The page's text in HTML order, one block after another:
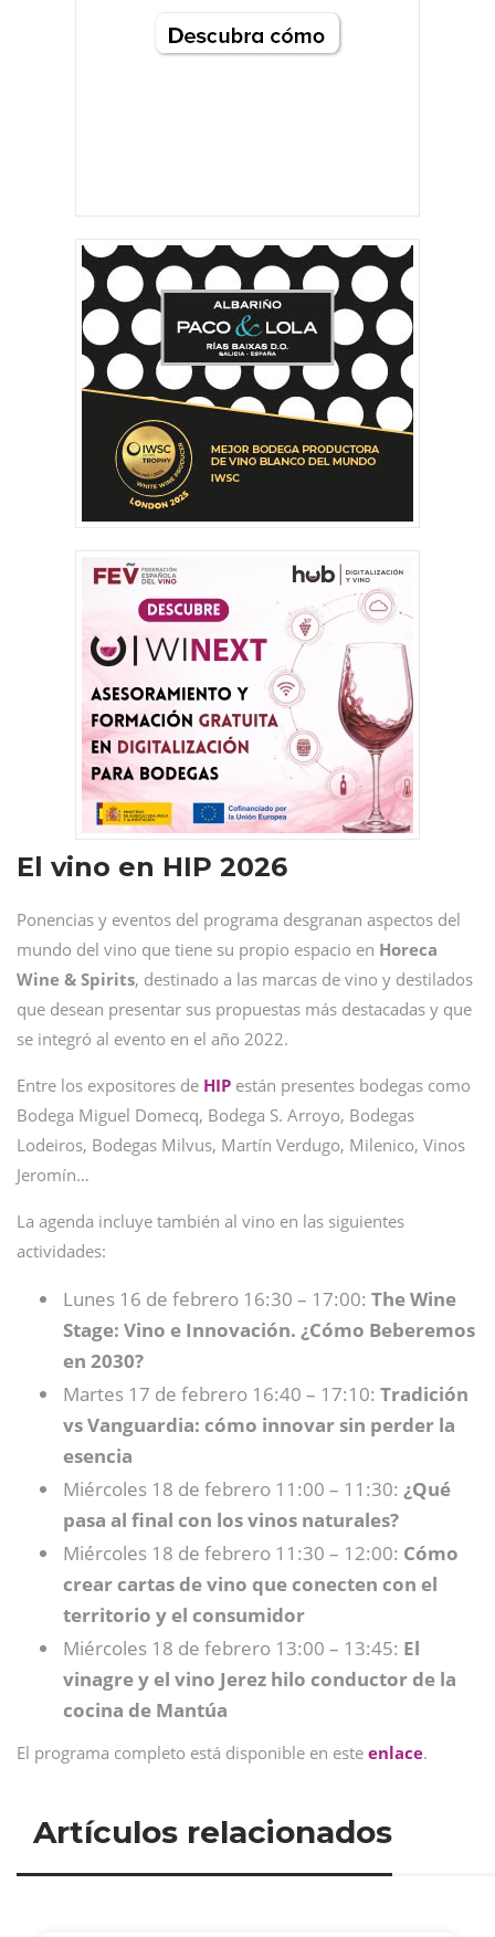
El vino en HIP 2026
Ponencias y eventos del programa desgranan aspectos del
mundo del vino que tiene su propio espacio en Horeca
Wine & Spirits, destinado a las marcas de vino y destilados
que desean presentar sus propuestas más destacadas y que
se integró al evento en el año 2022.
Entre los expositores de HIP están presentes bodegas como
Bodega Miguel Domecq, Bodega S. Arroyo, Bodegas
Lodeiros, Bodegas Milvus, Martín Verdugo, Milenico, Vinos
Jeromín…
La agenda incluye también al vino en las siguientes
actividades:
Lunes 16 de febrero 16:30 – 17:00: The Wine
Stage: Vino e Innovación. ¿Cómo Beberemos
en 2030?
Martes 17 de febrero 16:40 – 17:10: Tradición
vs Vanguardia: cómo innovar sin perder la
esencia
Miércoles 18 de febrero 11:00 – 11:30: ¿Qué
pasa al final con los vinos naturales?
Miércoles 18 de febrero 11:30 – 12:00: Cómo
crear cartas de vino que conecten con el
territorio y el consumidor
Miércoles 18 de febrero 13:00 – 13:45: El
vinagre y el vino Jerez hilo conductor de la
cocina de Mantúa
El programa completo está disponible en este enlace.
Artículos relacionados